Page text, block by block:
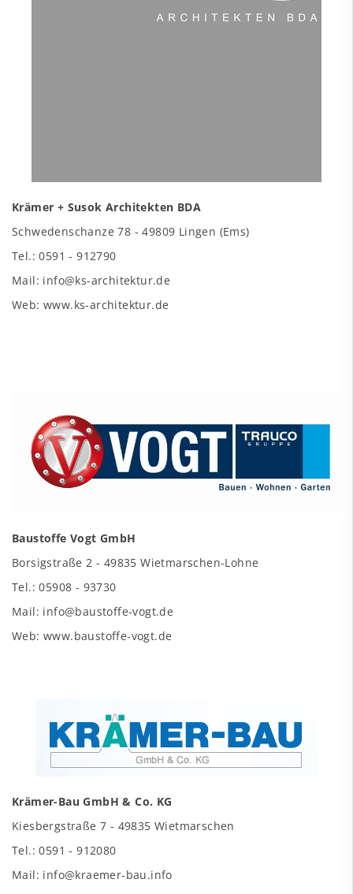
Krämer + Susok Architekten BDA
Schwedenschanze 78 - 49809 Lingen (Ems)
Tel.: 0591 - 912790
Mail: info@ks-architektur.de
Web: www.ks-architektur.de
Baustoffe Vogt GmbH
Borsigstraße 2 - 49835 Wietmarschen-Lohne
Tel.: 05908 - 93730
Mail: info@baustoffe-vogt.de
Web: www.baustoffe-vogt.de
Krämer-Bau GmbH & Co. KG
Kiesbergstraße 7 - 49835 Wietmarschen
Tel.: 0591 - 912080
Mail: info@kraemer-bau.info